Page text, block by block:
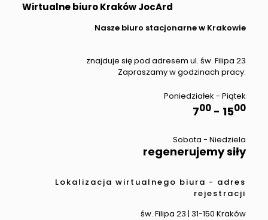
Wirtualne biuro Kraków JocArd
Nasze biuro stacjonarne w Krakowie
znajduje się pod adresem ul. św. Filipa 23
Zapraszamy w godzinach pracy:
Poniedziałek - Piątek
700 - 1500
Sobota - Niedziela
regenerujemy siły
Lokalizacja wirtualnego biura - adres
rejestracji
św. Filipa 23 | 31-150 Kraków